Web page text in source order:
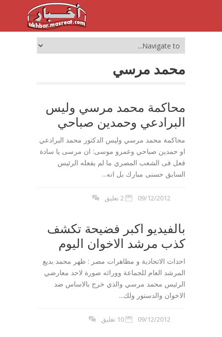
محمد مرسي
محاكمة محمد مرسي وليس
البرادعي وحمدين صباحي
محاكمة محمد مرسي وليس الدكتور محمد البرادعي
او حمدين صباحي وعمرو موسى: ان مرسى يا سادة
فعل فى الشعب المصري ما لم يفعله الرئيس
السابق حسنى مبارك بل انه...
09/12/2012 2 تعليق
بالفيديو اكبر فضيحة تكشف
كذب مرشد الاخوان اليوم
احداث الاتحادية و مظاهرات مصر : ظهر محمد بديع
المرشد العام للجماعة وورائه صورة لاحد معارضي
الرئيس محمد مرسي والذي خرج بالاساس ضد
الاخوان والدستور ولك...
09/12/2012 10 تعليق